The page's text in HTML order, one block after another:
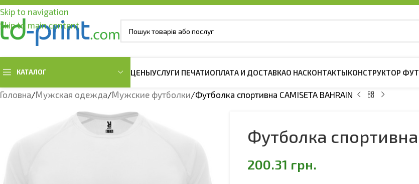
Skip to navigation
Skip to main content
КАТАЛОГ
ОДЕЖДА ОВЕРСАЙЗ
МУЖСКАЯ ОДЕЖДА
Мужские футболки
Детские футболки
Детские свитшоты
ЦЕНЫУСЛУГИ ПЕЧАТИОПЛАТА И ДОСТАВКАО НАСКОНТАКТЫКОНСТРУКТОР
Головна Мужская одежда Мужские футболки Футболка спортивна CAMISETA BAHRAIN
Футболка спортивна
200.31 грн.